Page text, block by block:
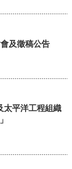
及徵稿公告
太平洋工程組織